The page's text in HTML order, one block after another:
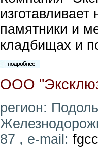
памятники и
кладбищах и
ООО
регион:
87 , e-mail: